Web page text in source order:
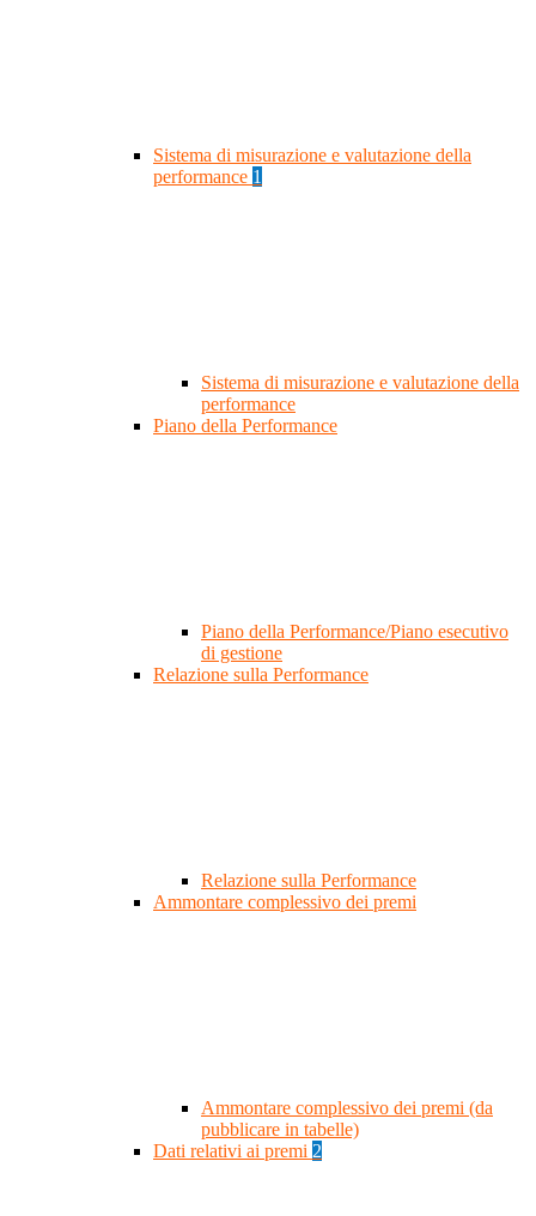
Sistema di misurazione e valutazione della
performance 1
Sistema di misurazione e valutazione della
performance
Piano della Performance
Piano della Performance/Piano esecutivo
di gestione
Relazione sulla Performance
Relazione sulla Performance
Ammontare complessivo dei premi
Ammontare complessivo dei premi (da
pubblicare in tabelle)
Dati relativi ai premi 2